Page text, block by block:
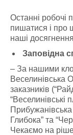
Останні робочі
пишатися і про
наші
Заповідна
– За нашими
Веселинівська
заказників
“Веселинівські
Глибока” та
Чекаємо на